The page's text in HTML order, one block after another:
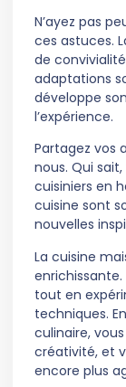
N’ayez pas
ces astuces.
de
adaptations
développe
l’expérience.
Partagez vos
nous. Qui
cuisiniers en
cuisine sont
nouvelles
La cuisine
tout en
techniques.
culinaire,
créativité, et
encore plus